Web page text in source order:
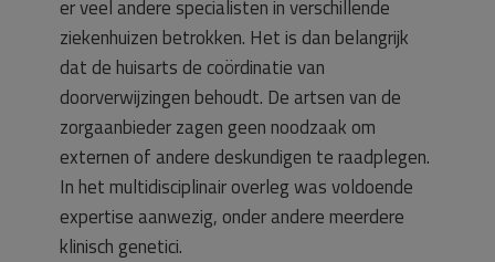
er veel andere specialisten in verschillende
ziekenhuizen betrokken. Het is dan belangrijk
dat de huisarts de coördinatie van
doorverwijzingen behoudt. De artsen van de
zorgaanbieder zagen geen noodzaak om
externen of andere deskundigen te raadplegen.
In het multidisciplinair overleg was voldoende
expertise aanwezig, onder andere meerdere
klinisch genetici.